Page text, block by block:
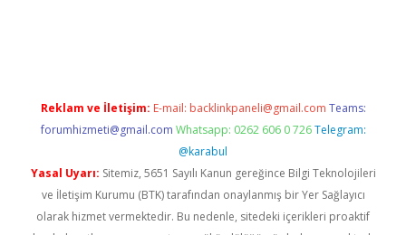
Reklam ve İletişim: E-mail: backlinkpaneli@gmail.com Teams:
forumhizmeti@gmail.com Whatsapp: 0262 606 0 726 Telegram:
@karabul
Yasal Uyarı: Sitemiz, 5651 Sayılı Kanun gereğince Bilgi Teknolojileri
ve İletişim Kurumu (BTK) tarafından onaylanmış bir Yer Sağlayıcı
olarak hizmet vermektedir. Bu nedenle, sitedeki içerikleri proaktif